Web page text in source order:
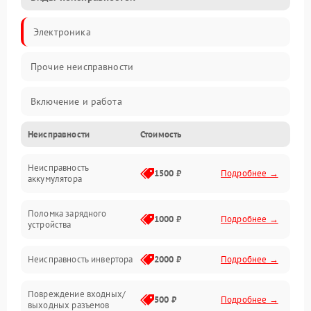
Электроника
Прочие неисправности
Включение и работа
Работа с нагрузкой
Звук и индикация
Неисправности Стоимость
Неисправность
аккумулятора
1500 ₽ Подробнее →
Поломка зарядного
устройства
1000 ₽ Подробнее →
Неисправность инвертора 2000 ₽ Подробнее →
Повреждение входных/
выходных разъемов
500 ₽ Подробнее →